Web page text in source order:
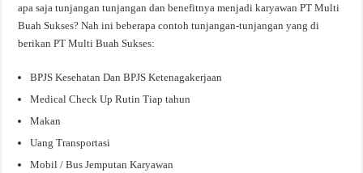
apa saja tunjangan tunjangan dan benefitnya menjadi karyawan PT Multi
Buah Sukses? Nah ini beberapa contoh tunjangan-tunjangan yang di
berikan PT Multi Buah Sukses:
BPJS Kesehatan Dan BPJS Ketenagakerjaan
Medical Check Up Rutin Tiap tahun
Makan
Uang Transportasi
Mobil / Bus Jemputan Karyawan